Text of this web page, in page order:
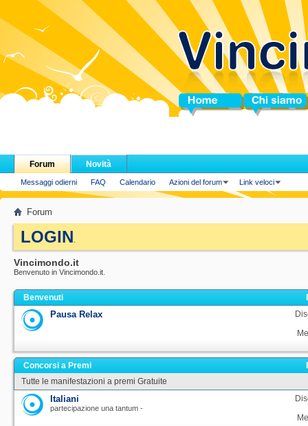
Home Chi siamo
Forum
Messaggi odierni FAQ Calendario Azioni del forum Link veloci
Novità
Forum
LOGIN.
Vincimondo.it
Benvenuto in Vincimondo.it.
Benvenuti
Pausa Relax
Concorsi a Premi
Tutte le manifestazioni a premi Gratuite
Italiani
partecipazione una tantum -